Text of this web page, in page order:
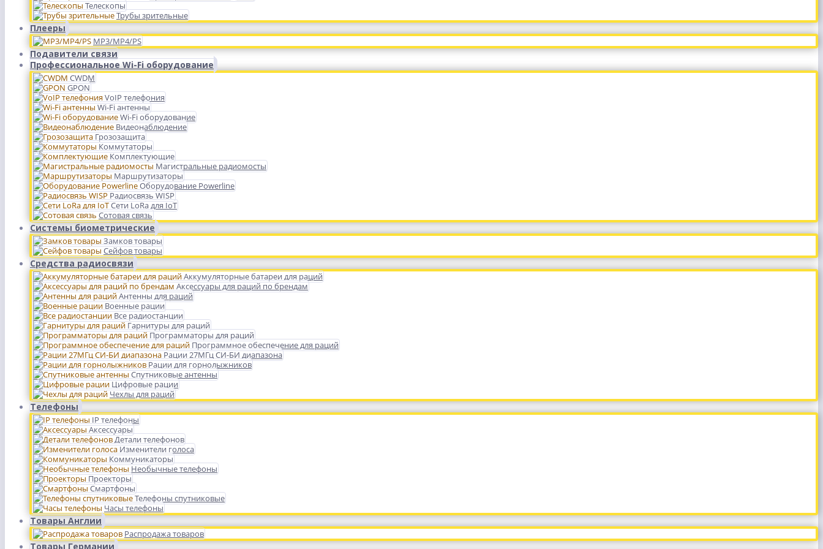
Телескопы
Трубы зрительные
Плееры
MP3/MP4/PS
Подавители связи
Профессиональное Wi-Fi оборудование
CWDM
GPON
VoIP телефония
Wi-Fi антенны
Wi-Fi оборудование
Видеонаблюдение
Грозозащита
Коммутаторы
Комплектующие
Магистральные радиомосты
Маршрутизаторы
Оборудование Powerline
Радиосвязь WISP
Сети LoRa для IoT
Сотовая связь
Системы биометрические
Замков товары
Сейфов товары
Средства радиосвязи
Аккумуляторные батареи для раций
Аксессуары для раций по брендам
Антенны для раций
Военные рации
Все радиостанции
Гарнитуры для раций
Программаторы для раций
Программное обеспечение для раций
Рации 27МГц СИ-БИ диапазона
Рации для горнолыжников
Спутниковые антенны
Цифровые рации
Чехлы для раций
Телефоны
IP телефоны
Аксессуары
Детали телефонов
Изменители голоса
Коммуникаторы
Необычные телефоны
Проекторы
Смартфоны
Телефоны спутниковые
Часы телефоны
Товары Англии
Распродажа товаров
Товары Германии